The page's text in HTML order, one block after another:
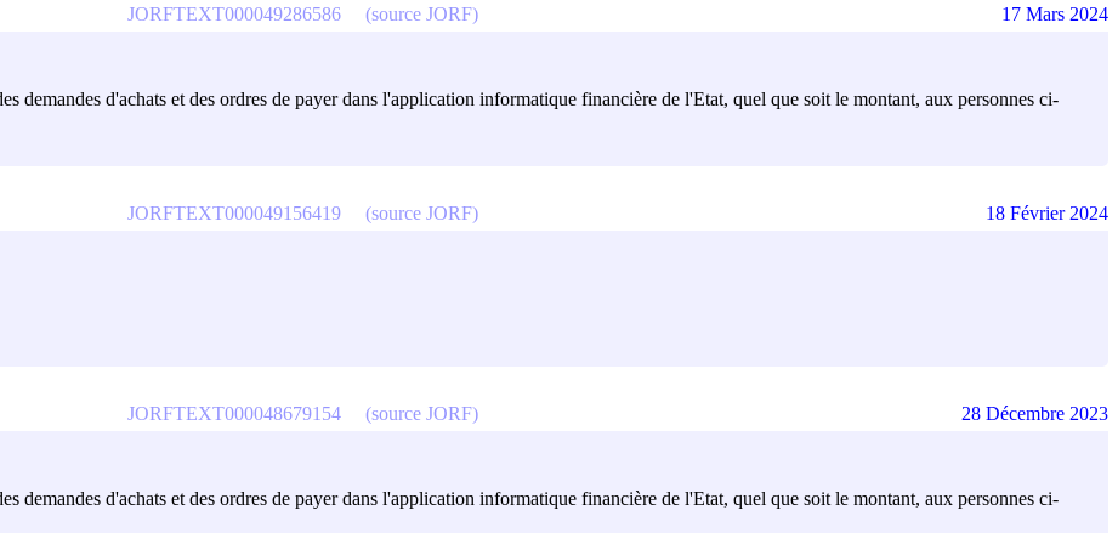
demandes d'achats et des ordres de payer dans l'application informatique financière de l'Etat, quel que soit le montant, aux personnes ci-
JORFTEXT000049286586 (source JORF) 17 Mars 2024
JORFTEXT000049156419 (source JORF) 18 Février 2024
demandes d'achats et des ordres de payer dans l'application informatique financière de l'Etat, quel que soit le montant, aux personnes ci-
JORFTEXT000048679154 (source JORF) 28 Décembre 2023